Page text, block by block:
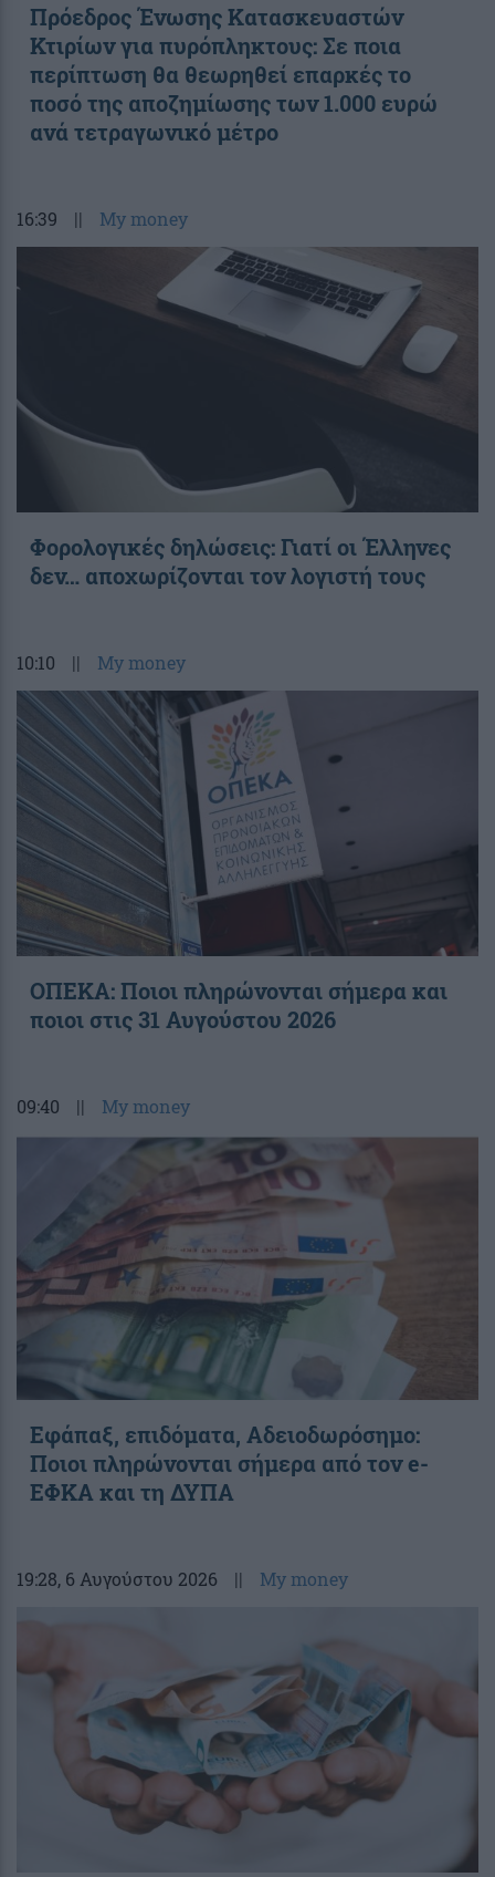
Πρόεδρος Ένωσης Κατασκευαστών
Κτιρίων για πυρόπληκτους: Σε ποια
περίπτωση θα θεωρηθεί επαρκές το
ποσό της αποζημίωσης των 1.000 ευρώ
ανά τετραγωνικό μέτρο
16:39 || My money
Φορολογικές δηλώσεις: Γιατί οι Έλληνες
δεν… αποχωρίζονται τον λογιστή τους
10:10 || My money
ΟΠΕΚΑ: Ποιοι πληρώνονται σήμερα και
ποιοι στις 31 Αυγούστου 2026
09:40 || My money
Εφάπαξ, επιδόματα, Αδειοδωρόσημο:
Ποιοι πληρώνονται σήμερα από τον e-
ΕΦΚΑ και τη ΔΥΠΑ
19:28, 6 Αυγούστου 2026 || My money